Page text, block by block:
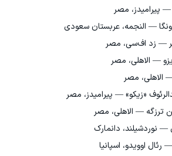
پیرامیدز، مصر
— النجمه، عربستان سعودی
— زد اف‌سی، مصر
— الاهلی، مصر
الاهلی، مصر
«زیکو» — پیرامیدز، مصر
— الاهلی، مصر
— نوردشیلند، دانمارک
اوویدو، اسپانیا